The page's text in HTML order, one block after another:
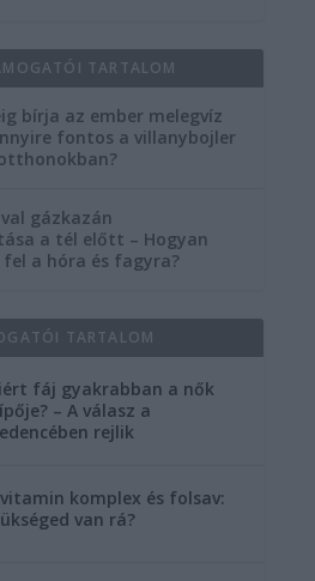
TARTALOM
bírja az ember melegvíz
fontos a villanybojler
gázkazán
a tél előtt – Hogyan
a hóra és fagyra?
TARTALOM
fáj gyakrabban a nők
– A válasz a
rejlik
komplex és folsav:
van rá?